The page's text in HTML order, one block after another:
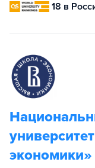
18 в
экономики»